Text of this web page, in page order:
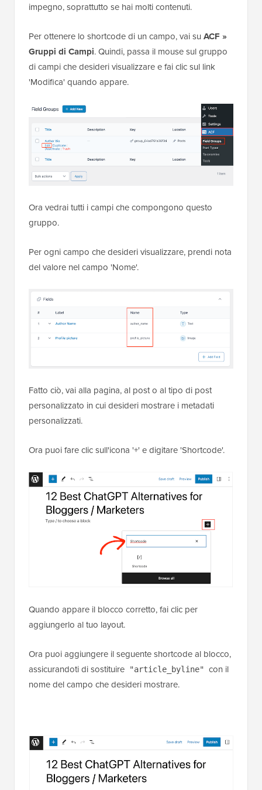
impegno, soprattutto se hai molti contenuti.
Per ottenere lo shortcode di un campo, vai su ACF »
Gruppi di Campi. Quindi, passa il mouse sul gruppo
di campi che desideri visualizzare e fai clic sul link
'Modifica' quando appare.
Ora vedrai tutti i campi che compongono questo
gruppo.
Per ogni campo che desideri visualizzare, prendi nota
del valore nel campo 'Nome'.
Fatto ciò, vai alla pagina, al post o al tipo di post
personalizzato in cui desideri mostrare i metadati
personalizzati.
Ora puoi fare clic sull'icona '+' e digitare 'Shortcode'.
Quando appare il blocco corretto, fai clic per
aggiungerlo al tuo layout.
Ora puoi aggiungere il seguente shortcode al blocco,
assicurandoti di sostituire
"article_byline"
con il
nome del campo che desideri mostrare.